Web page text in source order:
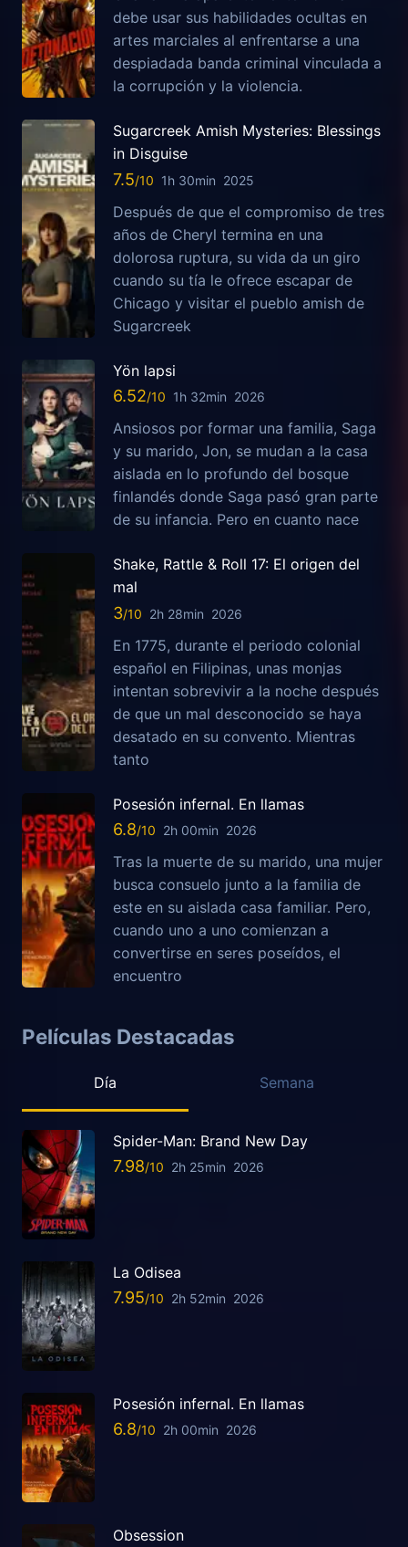
debe usar sus habilidades ocultas en
artes marciales al enfrentarse a una
despiadada banda criminal vinculada a
la corrupción y la violencia.
Sugarcreek Amish Mysteries: Blessings
in Disguise
7.5 1h 30min 2025
Después de que el compromiso de tres
años de Cheryl termina en una
dolorosa ruptura, su vida da un giro
cuando su tía le ofrece escapar de
Chicago y visitar el pueblo amish de
Sugarcreek
Yön lapsi
6.52 1h 32min 2026
Ansiosos por formar una familia, Saga
y su marido, Jon, se mudan a la casa
aislada en lo profundo del bosque
finlandés donde Saga pasó gran parte
de su infancia. Pero en cuanto nace
Shake, Rattle & Roll 17: El origen del
mal
3 2h 28min 2026
En 1775, durante el periodo colonial
español en Filipinas, unas monjas
intentan sobrevivir a la noche después
de que un mal desconocido se haya
desatado en su convento. Mientras
tanto
Posesión infernal. En llamas
6.8 2h 00min 2026
Tras la muerte de su marido, una mujer
busca consuelo junto a la familia de
este en su aislada casa familiar. Pero,
cuando uno a uno comienzan a
convertirse en seres poseídos, el
encuentro
Películas Destacadas
Día Semana
Spider-Man: Brand New Day
7.98 2h 25min 2026
La Odisea
7.95 2h 52min 2026
Posesión infernal. En llamas
6.8 2h 00min 2026
Obsession